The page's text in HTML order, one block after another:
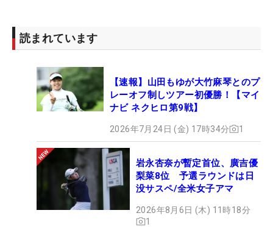
だければ嬉しいです」とファンに向けた。
そんな福岡のラストマッチの初日は1番から午前9時
30分に森はな、菊池りお、佐々木理乃とスタートし
ていく。“楽しく頑張る”をテーマに、福岡にとって
読まれています
【速報】山田もゆが大竹麻琴とのプ
レーオフ制しツアー初優勝！【マイ
ナビ ネクヒロ第9戦】
2026年7月24日 (金) 17時34分 1
岩永杏奈が暫定首位、廣吉優
梨菜8位 予選ラウンドは日
没サスペ/全米女子アマ
2026年8月6日 (木) 11時18分
1